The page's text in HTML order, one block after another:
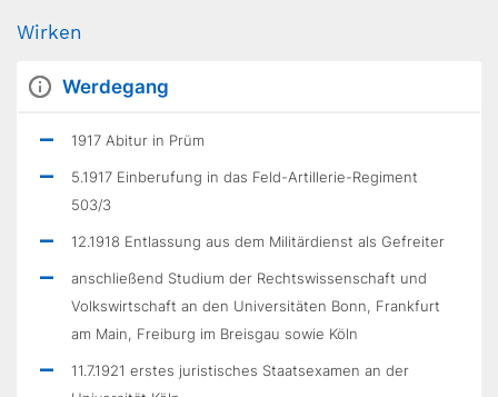
Wirken
Werdegang
1917 Abitur in Prüm
5.1917 Einberufung in das Feld-Artillerie-Regiment
503/3
12.1918 Entlassung aus dem Militärdienst als Gefreiter
anschließend Studium der Rechtswissenschaft und
Volkswirtschaft an den Universitäten Bonn, Frankfurt
am Main, Freiburg im Breisgau sowie Köln
11.7.1921 erstes juristisches Staatsexamen an der